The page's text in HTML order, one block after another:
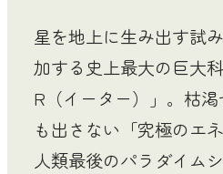
星を地上に生み出す試
加する史上最大の巨大
R（イーター）」。枯
も出さない「究極のエ
人類最後のパラダイム